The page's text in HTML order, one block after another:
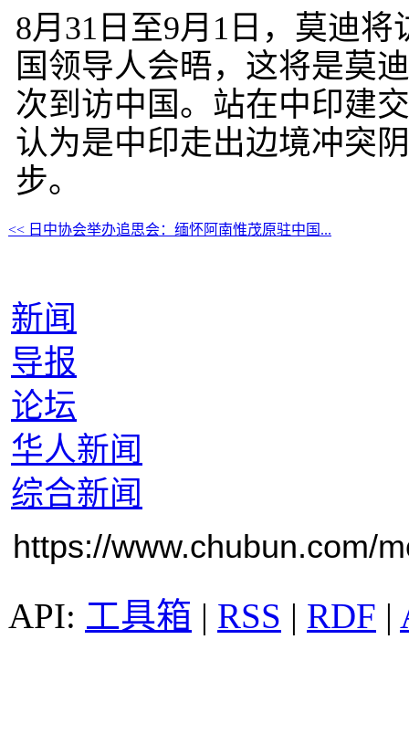
8月31日至9月1日，莫迪
国领导人会晤，这将是莫
次到访中国。站在中印建
认为是中印走出边境冲突
步。
<< 日中协会举办追思会：缅怀阿南惟茂原驻中国...
新闻
导报
论坛
华人新闻
综合新闻
https://www.chubun.com/
工具箱 | RSS | RDF |